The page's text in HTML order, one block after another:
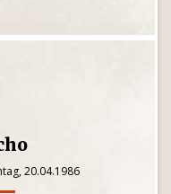
20.04.1986